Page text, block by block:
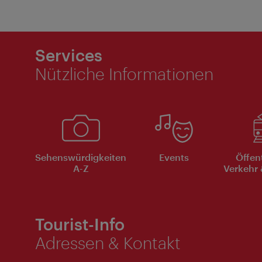
Services
Nützliche Informationen
Sehenswürdigkeiten
A-Z
Events
Verkehr
Tourist-Info
Adressen & Kontakt